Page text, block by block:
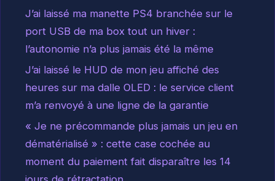
J’ai laissé ma manette PS4 branchée sur le
port USB de ma box tout un hiver :
l’autonomie n’a plus jamais été la même
J’ai laissé le HUD de mon jeu affiché des
heures sur ma dalle OLED : le service client
m’a renvoyé à une ligne de la garantie
« Je ne précommande plus jamais un jeu en
dématérialisé » : cette case cochée au
moment du paiement fait disparaître les 14